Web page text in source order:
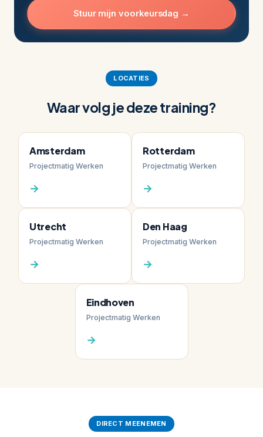
Stuur mijn voorkeursdag →
LOCATIES
Waar volg je deze training?
Amsterdam
Projectmatig Werken
→
Rotterdam
Projectmatig Werken
→
Utrecht
Projectmatig Werken
→
Den Haag
Projectmatig Werken
→
Eindhoven
Projectmatig Werken
→
DIRECT MEENEMEN